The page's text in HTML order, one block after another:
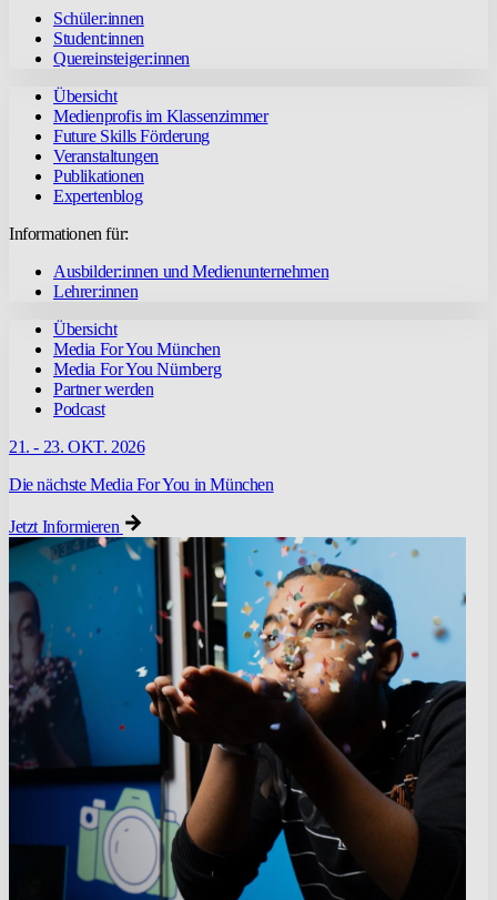
Schüler:innen
Student:innen
Quereinsteiger:innen
Übersicht
Medienprofis im Klassenzimmer
Future Skills Förderung
Veranstaltungen
Publikationen
Expertenblog
Informationen für:
Ausbilder:innen und Medienunternehmen
Lehrer:innen
Übersicht
Media For You München
Media For You Nürnberg
Partner werden
Podcast
21. - 23. OKT. 2026
Die nächste Media For You in München
Jetzt Informieren